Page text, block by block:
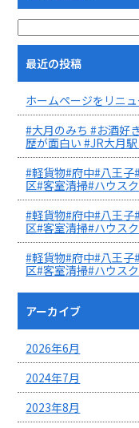
最近の投稿
ホームページをリニュ
#大月のみち #お酒好
歴が面白い #JR大月
#軽貨物#府中#八王
区#客室清掃#ハウス
#軽貨物#府中#八王
区#客室清掃#ハウス
#軽貨物#府中#八王
区#客室清掃#ハウス
アーカイブ
2026年6月
2024年7月
2023年8月